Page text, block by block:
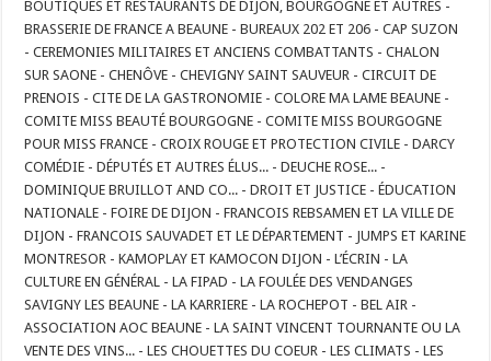
BOUTIQUES ET RESTAURANTS DE DIJON, BOURGOGNE ET AUTRES -
BRASSERIE DE FRANCE A BEAUNE - BUREAUX 202 ET 206 - CAP SUZON
- CEREMONIES MILITAIRES ET ANCIENS COMBATTANTS - CHALON
SUR SAONE - CHENÔVE - CHEVIGNY SAINT SAUVEUR - CIRCUIT DE
PRENOIS - CITE DE LA GASTRONOMIE - COLORE MA LAME BEAUNE -
COMITE MISS BEAUTÉ BOURGOGNE - COMITE MISS BOURGOGNE
POUR MISS FRANCE - CROIX ROUGE ET PROTECTION CIVILE - DARCY
COMÉDIE - DÉPUTÉS ET AUTRES ÉLUS... - DEUCHE ROSE... -
DOMINIQUE BRUILLOT AND CO... - DROIT ET JUSTICE - ÉDUCATION
NATIONALE - FOIRE DE DIJON - FRANCOIS REBSAMEN ET LA VILLE DE
DIJON - FRANCOIS SAUVADET ET LE DÉPARTEMENT - JUMPS ET KARINE
MONTRESOR - KAMOPLAY ET KAMOCON DIJON - L’ÉCRIN - LA
CULTURE EN GÉNÉRAL - LA FIPAD - LA FOULÉE DES VENDANGES
SAVIGNY LES BEAUNE - LA KARRIERE - LA ROCHEPOT - BEL AIR -
ASSOCIATION AOC BEAUNE - LA SAINT VINCENT TOURNANTE OU LA
VENTE DES VINS... - LES CHOUETTES DU COEUR - LES CLIMATS - LES